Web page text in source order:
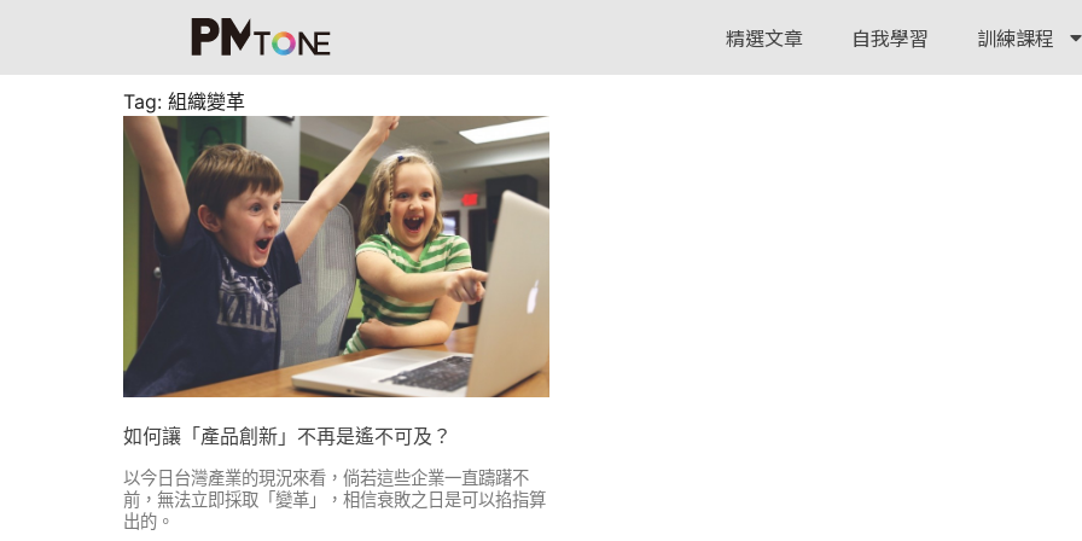
精選文章 自我學習 訓練課程
Tag: 組織變革
如何讓「產品創新」不再是遙不可及？
以今日台灣產業的現況來看，倘若這些企業一直躊躇不
前，無法立即採取「變革」，相信衰敗之日是可以掐指算
出的。